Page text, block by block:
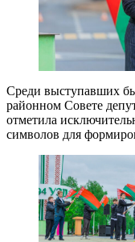
Среди выступавших
районном Совете
отметила
символов для